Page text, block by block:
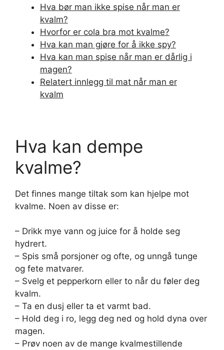
Hva bør man ikke spise når man er
kvalm?
Hvorfor er cola bra mot kvalme?
Hva kan man gjøre for å ikke spy?
Hva kan man spise når man er dårlig i
magen?
Relatert innlegg til mat når man er
kvalm
Hva kan dempe
kvalme?
Det finnes mange tiltak som kan hjelpe mot
kvalme. Noen av disse er:
– Drikk mye vann og juice for å holde seg
hydrert.
– Spis små porsjoner og ofte, og unngå tunge
og fete matvarer.
– Svelg et pepperkorn eller to når du føler deg
kvalm.
– Ta en dusj eller ta et varmt bad.
– Hold deg i ro, legg deg ned og hold dyna over
magen.
– Prøv noen av de mange kvalmestillende